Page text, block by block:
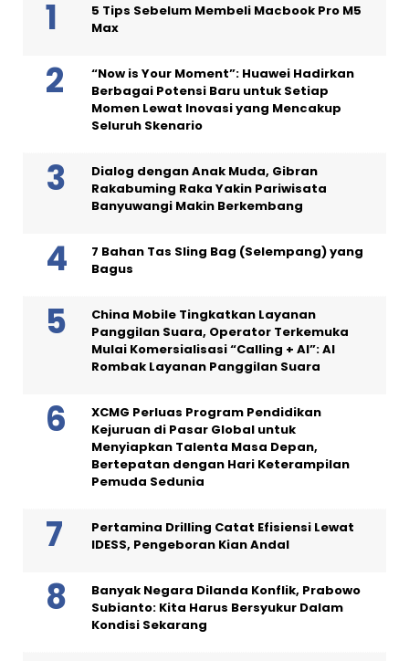
5 Tips Sebelum Membeli Macbook Pro M5
Max
“Now is Your Moment”: Huawei Hadirkan
Berbagai Potensi Baru untuk Setiap
Momen Lewat Inovasi yang Mencakup
Seluruh Skenario
Dialog dengan Anak Muda, Gibran
Rakabuming Raka Yakin Pariwisata
Banyuwangi Makin Berkembang
7 Bahan Tas Sling Bag (Selempang) yang
Bagus
China Mobile Tingkatkan Layanan
Panggilan Suara, Operator Terkemuka
Mulai Komersialisasi “Calling + AI”: AI
Rombak Layanan Panggilan Suara
XCMG Perluas Program Pendidikan
Kejuruan di Pasar Global untuk
Menyiapkan Talenta Masa Depan,
Bertepatan dengan Hari Keterampilan
Pemuda Sedunia
Pertamina Drilling Catat Efisiensi Lewat
IDESS, Pengeboran Kian Andal
Banyak Negara Dilanda Konflik, Prabowo
Subianto: Kita Harus Bersyukur Dalam
Kondisi Sekarang